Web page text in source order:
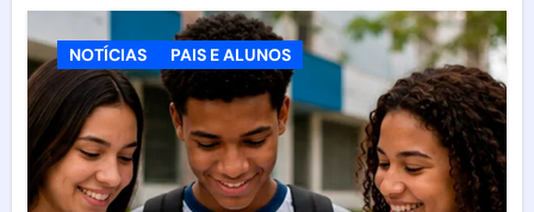
NOTÍCIAS PAIS E ALUNOS